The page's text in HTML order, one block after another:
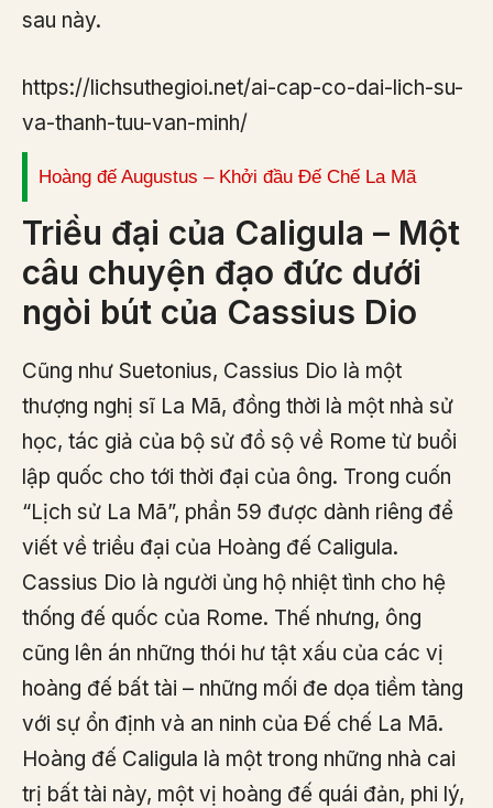
sau này.
https://lichsuthegioi.net/ai-cap-co-dai-lich-su-
va-thanh-tuu-van-minh/
Hoàng đế Augustus – Khởi đầu Đế Chế La Mã
Triều đại của Caligula – Một
câu chuyện đạo đức dưới
ngòi bút của Cassius Dio
Cũng như Suetonius, Cassius Dio là một
thượng nghị sĩ La Mã, đồng thời là một nhà sử
học, tác giả của bộ sử đồ sộ về Rome từ buổi
lập quốc cho tới thời đại của ông. Trong cuốn
“Lịch sử La Mã”, phần 59 được dành riêng để
viết về triều đại của Hoàng đế Caligula.
Cassius Dio là người ủng hộ nhiệt tình cho hệ
thống đế quốc của Rome. Thế nhưng, ông
cũng lên án những thói hư tật xấu của các vị
hoàng đế bất tài – những mối đe dọa tiềm tàng
với sự ổn định và an ninh của Đế chế La Mã.
Hoàng đế Caligula là một trong những nhà cai
trị bất tài này, một vị hoàng đế quái đản, phi lý,